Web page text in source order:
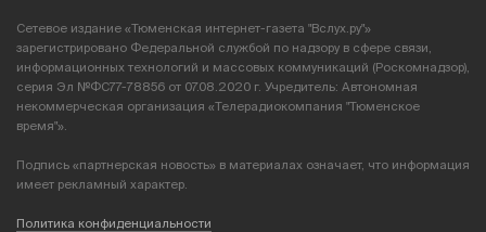
Сетевое издание «Тюменская интернет-газета "Вслух.ру"»
зарегистрировано Федеральной службой по надзору в сфере связи,
информационных технологий и массовых коммуникаций (Роскомнадзор),
серия Эл №ФС77-78856 от 07.08.2020 г. Учредитель: Автономная
некоммерческая организация «Телерадиокомпания "Тюменское
время"».
Подпись «партнерская новость» в материалах означает, что информация
имеет рекламный характер.
Политика конфиденциальности